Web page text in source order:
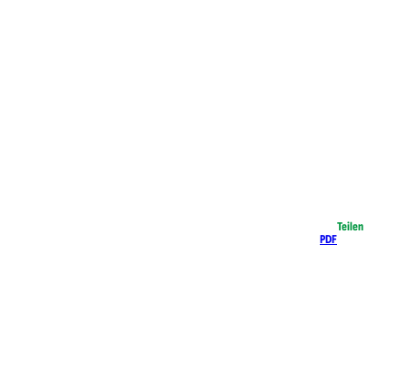
PDF
Teilen